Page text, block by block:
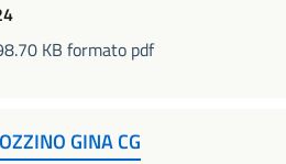
KB formato pdf
GINA CG